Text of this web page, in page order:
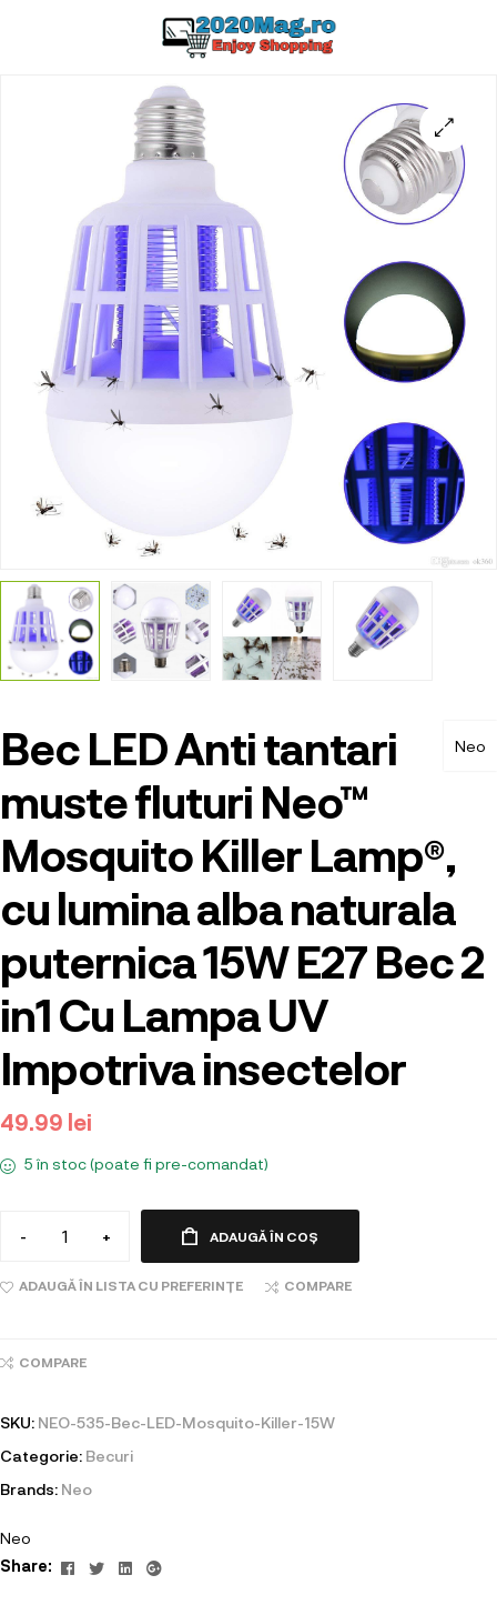
Neo
Bec LED Anti tantari
muste fluturi Neo™
Mosquito Killer Lamp®,
cu lumina alba naturala
puternica 15W E27 Bec 2
in1 Cu Lampa UV
Impotriva insectelor
49.99 lei
5 în stoc (poate fi pre-comandat)
- + ADAUGĂ ÎN COȘ
ADAUGĂ ÎN LISTA CU PREFERINȚE COMPARE
COMPARE
SKU: NEO-535-Bec-LED-Mosquito-Killer-15W
Categorie: Becuri
Brands: Neo
Neo
Share:
Facebook
TwitterLinkedin
Google+